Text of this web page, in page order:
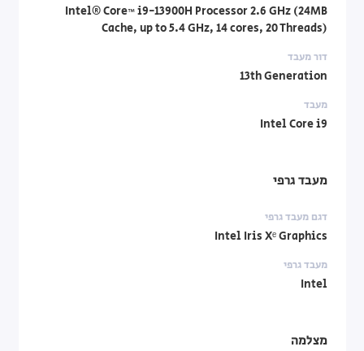
Intel® Core™ i9-13900H Processor 2.6 GHz (24MB
Cache, up to 5.4 GHz, 14 cores, 20 Threads)
דור מעבד
13th Generation
מעבד
Intel Core i9
מעבד גרפי
דגם מעבד גרפי
Intel Iris Xᵉ Graphics
מעבד גרפי
Intel
מצלמה